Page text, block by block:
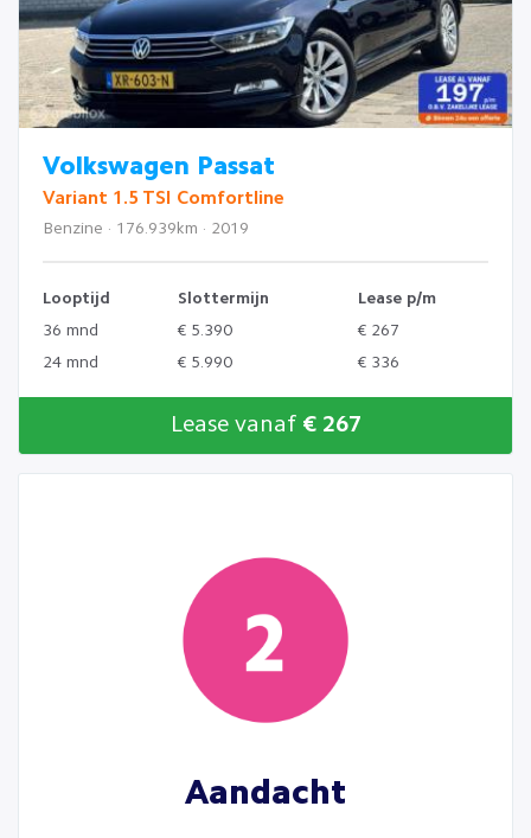
Volkswagen Passat
Variant 1.5 TSI Comfortline
Benzine · 176.939km · 2019
Looptijd Slottermijn
Lease p/m
36 mnd
€ 5.390
€ 267
24 mnd
€ 5.990 € 336
Lease vanaf € 267
Aandacht